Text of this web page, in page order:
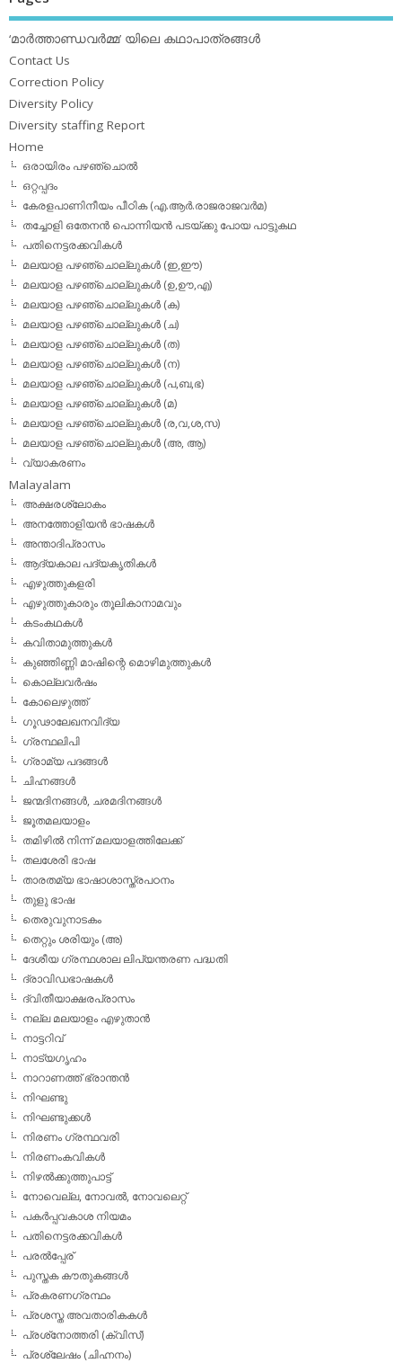
‘മാര്‍ത്താണ്ഡവര്‍മ്മ’ യിലെ കഥാപാത്രങ്ങള്‍
Contact Us
Correction Policy
Diversity Policy
Diversity staffing Report
Home
ഒരായിരം പഴഞ്ചൊല്‍
ഒറ്റപ്പദം
കേരളപാണിനീയം പീഠിക (എ.ആര്‍.രാജരാജവര്‍മ)
തച്ചോളി ഒതേനൻ പൊന്നിയൻ പടയ്‌ക്കു പോയ പാട്ടുകഥ
പതിനെട്ടരക്കവികള്‍
മലയാള പഴഞ്ചൊല്ലുകള്‍ (ഇ,ഈ)
മലയാള പഴഞ്ചൊല്ലുകള്‍ (ഉ,ഊ,എ)
മലയാള പഴഞ്ചൊല്ലുകള്‍ (ക)
മലയാള പഴഞ്ചൊല്ലുകള്‍ (ച)
മലയാള പഴഞ്ചൊല്ലുകള്‍ (ത)
മലയാള പഴഞ്ചൊല്ലുകള്‍ (ന)
മലയാള പഴഞ്ചൊല്ലുകള്‍ (പ,ബ,ഭ)
മലയാള പഴഞ്ചൊല്ലുകള്‍ (മ)
മലയാള പഴഞ്ചൊല്ലുകള്‍ (ര,വ,ശ,സ)
മലയാള പഴഞ്ചൊല്ലുകൾ (അ, ആ)
വ്യാകരണം
Malayalam
അക്ഷരശ്ലോകം
അനത്തോളിയന്‍ ഭാഷകള്‍
അന്താദിപ്രാസം
ആദ്യകാല പദ്യകൃതികള്‍
എഴുത്തുകളരി
എഴുത്തുകാരും തൂലികാനാമവും
കടംകഥകള്‍
കവിതാമുത്തുകള്‍
കുഞ്ഞിണ്ണി മാഷിന്റെ മൊഴിമുത്തുകള്‍
കൊല്ലവര്‍ഷം
കോലെഴുത്ത്
ഗൂഢാലേഖനവിദ്യ
ഗ്രന്ഥലിപി
ഗ്രാമ്യ പദങ്ങള്‍
ചിഹ്നങ്ങള്‍
ജന്മദിനങ്ങള്‍, ചരമദിനങ്ങള്‍
ജൂതമലയാളം
തമിഴില്‍ നിന്ന് മലയാളത്തിലേക്ക്
തലശേരി ഭാഷ
താരതമ്യ ഭാഷാശാസ്ത്രപഠനം
തുളു ഭാഷ
തെരുവുനാടകം
തെറ്റും ശരിയും (അ)
ദേശീയ ഗ്രന്ഥശാല ലിപ്യന്തരണ പദ്ധതി
ദ്രാവിഡഭാഷകള്‍
ദ്വിതീയാക്ഷരപ്രാസം
നല്ല മലയാളം എഴുതാന്‍
നാട്ടറിവ്
നാട്യഗൃഹം
നാറാണത്ത് ഭ്രാന്തന്‍
നിഘണ്ടു
നിഘണ്ടുക്കള്‍
നിരണം ഗ്രന്ഥവരി
നിരണംകവികള്‍
നിഴല്‍ക്കുത്തുപാട്ട്
നോവെല്ല, നോവല്‍, നോവലെറ്റ്
പകര്‍പ്പവകാശ നിയമം
പതിനെട്ടരക്കവികള്‍
പരല്‍പ്പേര്
പുസ്തക കൗതുകങ്ങള്‍
പ്രകരണഗ്രന്ഥം
പ്രശസ്ത അവതാരികകള്‍
പ്രശ്‌നോത്തരി (ക്വിസ്)
പ്രശ്ലേഷം (ചിഹ്നനം)